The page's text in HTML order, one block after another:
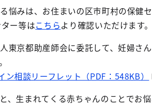
悩みは、お住まいの区市町村の保健
ー等はこちらより確認いただけます。
東京都助産師会に委託して、妊婦さ
相談リーフレット（PDF：548KB）
、生まれてくる赤ちゃんのことでお